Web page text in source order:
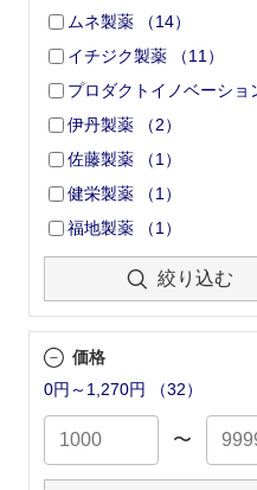
ムネ製薬
（14）
イチジク製薬
（11 ）
プロダクトイノベーショ
伊丹製薬
（2）
佐藤製薬
（1 ）
健栄製薬
（1 ）
福地製薬
（1 ）
絞り込む
価格
0円～1,270円
（32）
〜